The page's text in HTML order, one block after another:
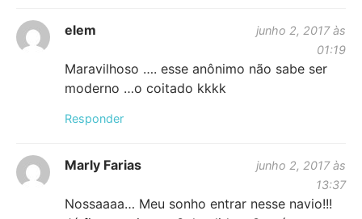
elem
junho 2, 2017 às
01:19
Maravilhoso …. esse anônimo não sabe ser
moderno …o coitado kkkk
Responder
Marly Farias
junho 2, 2017 às
13:37
Nossaaaa… Meu sonho entrar nesse navio!!!